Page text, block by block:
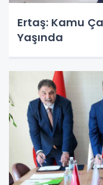
Ertaş: Kamu
Yaşında